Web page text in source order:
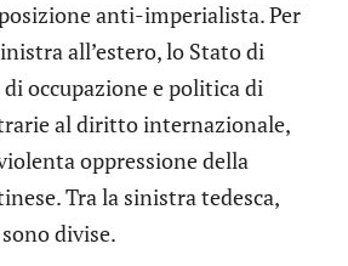
anti-imperialista. Per
all’estero, lo Stato di
occupazione e politica di
al diritto internazionale,
oppressione della
Tra la sinistra tedesca,
divise.